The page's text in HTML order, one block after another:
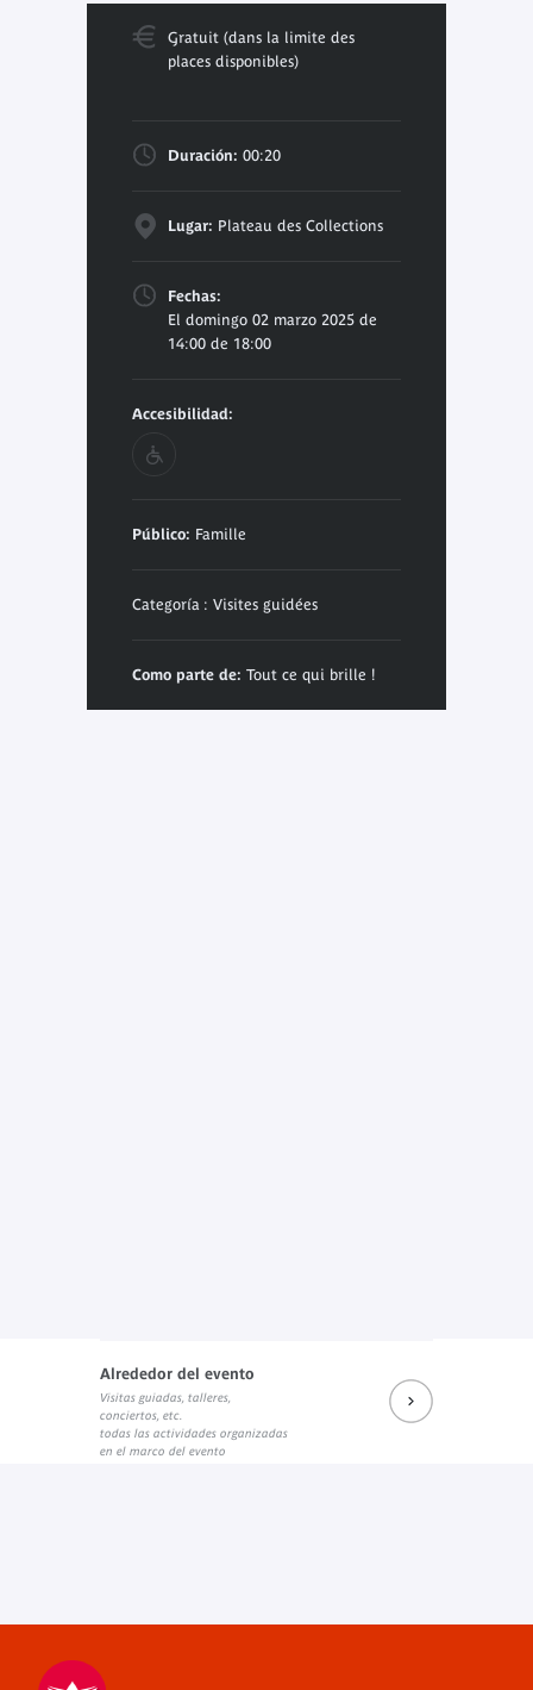
Gratuit (dans la limite des
places disponibles)
Duración: 00:20
Lugar: Plateau des Collections
Fechas:
El domingo 02 marzo 2025 de
14:00 de 18:00
Accesibilidad:
Público: Famille
Categoría : Visites guidées
Como parte de: Tout ce qui brille !
Alrededor del evento
Visitas guiadas, talleres,
conciertos, etc.
todas las actividades organizadas
en el marco del evento